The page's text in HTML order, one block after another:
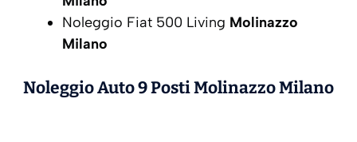
Noleggio Fiat 500 Living Molinazzo
Milano
Noleggio Auto 9 PostiMolinazzo Milano